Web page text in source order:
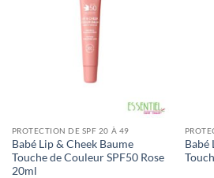
PROTECTION DE SPF 20 À 49
Babé Lip & Cheek Baume
Touche de Couleur SPF50 Rose
20ml
Babé